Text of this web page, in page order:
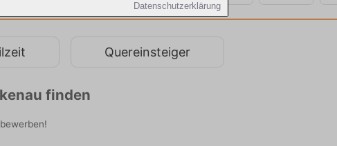
Datenschutzerklärung
Quereinsteiger
finden